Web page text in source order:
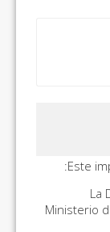
Este
La
Ministerio